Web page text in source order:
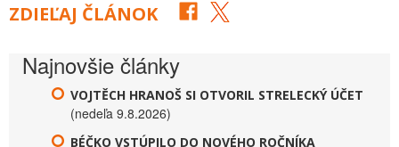
ZDIEĽAJ ČLÁNOK
Najnovšie články
VOJTĚCH HRANOŠ SI OTVORIL STRELECKÝ ÚČET
(nedeľa 9.8.2026)
BÉČKO VSTÚPILO DO NOVÉHO ROČNÍKA